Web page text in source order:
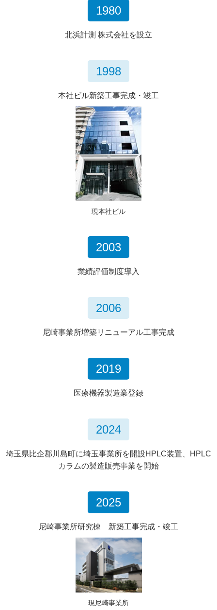
1980
北浜計測 株式会社を設立
1998
本社ビル新築工事完成・竣工
現本社ビル
2003
業績評価制度導入
2006
尼崎事業所増築リニューアル工事完成
2019
医療機器製造業登録
2024
埼玉県比企郡川島町に埼玉事業所を開設HPLC装置、HPLC
カラムの製造販売事業を開始
2025
尼崎事業所研究棟 新築工事完成・竣工
現尼崎事業所